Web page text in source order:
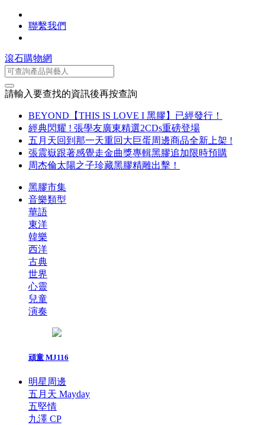
聯繫我們
滾石購物網
請輸入要查找的資訊後再按查詢
BEYOND【THIS IS LOVE I 黑膠】已經發行！
經典閃耀 ! 張學友廣東精選2CDs重磅登場
五月天回到那一天重回大巨蛋周邊商品全新上架 !
張震嶽跟著感覺走金曲獎專輯黑膠追加限時預購
周杰倫太陽之子珍藏黑膠精雕出擊！
黑膠市集
音樂類型
華語
東洋
韓樂
西洋
古典
世界
心靈
兒童
演奏
頑童 MJ116
明星周邊
五月天 Mayday
五堅情
九澤 CP